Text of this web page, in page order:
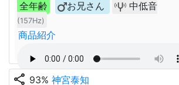
全年齢
お兄さん 中低音
(157Hz)
商品紹介
share 93% 神宮泰知